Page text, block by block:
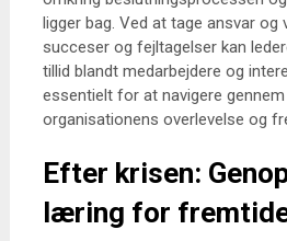
ligger bag. Ved at tage ansvar
succeser og fejltagelser kan
tillid blandt medarbejdere og
essentielt for at navigere
organisationens overlevelse og
Efter krisen:
læring for